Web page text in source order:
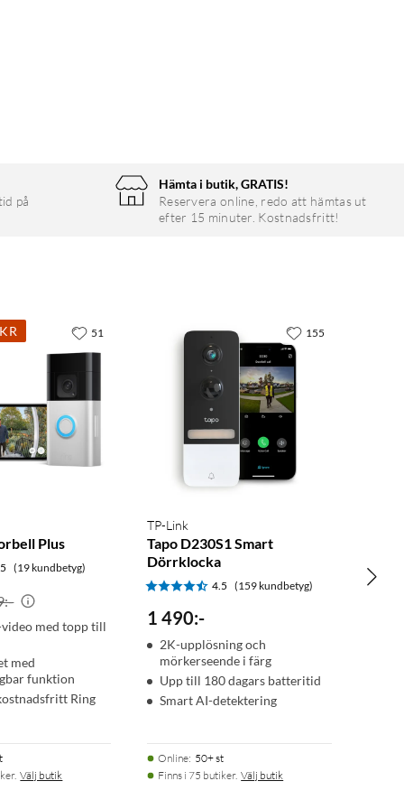
på
Hämta i butik, GRATIS!
Reservera online, redo att hämtas ut
efter 15 minuter. Kostnadsfritt!
Plus
(19 kundbetyg)
med topp till
med
funktion
Ring
Välj butik
51
TP-Link
Tapo D230S1 Smart
Dörrklocka
4.5 (159 kundbetyg)
1 490:-
2K-upplösning och
mörkerseende i färg
Upp till 180 dagars batteritid
Smart AI-detektering
Online: 50+ st
Finns i 75 butiker. Välj butik
155